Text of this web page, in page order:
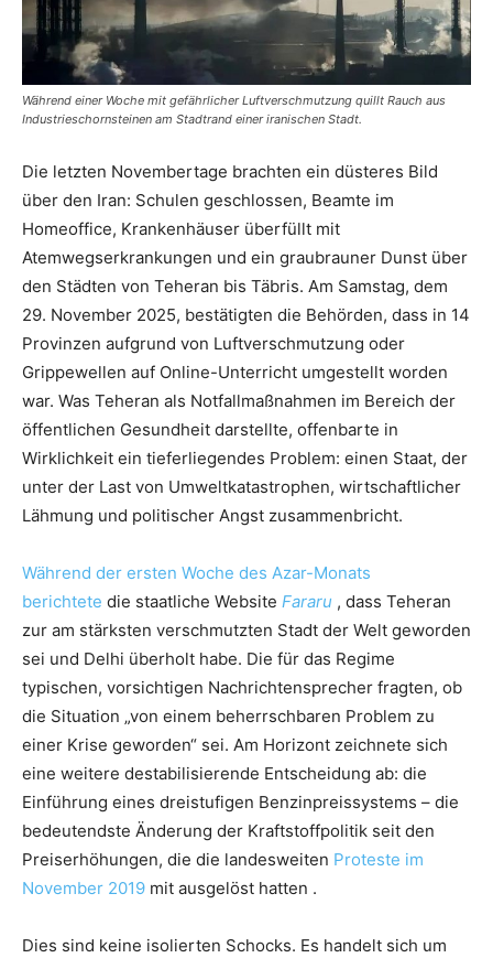
Während einer Woche mit gefährlicher Luftverschmutzung quillt Rauch aus
Industrieschornsteinen am Stadtrand einer iranischen Stadt.
Die letzten Novembertage brachten ein düsteres Bild
über den Iran: Schulen geschlossen, Beamte im
Homeoffice, Krankenhäuser überfüllt mit
Atemwegserkrankungen und ein graubrauner Dunst über
den Städten von Teheran bis Täbris. Am Samstag, dem
29. November 2025, bestätigten die Behörden, dass in 14
Provinzen aufgrund von Luftverschmutzung oder
Grippewellen auf Online-Unterricht umgestellt worden
war. Was Teheran als Notfallmaßnahmen im Bereich der
öffentlichen Gesundheit darstellte, offenbarte in
Wirklichkeit ein tieferliegendes Problem: einen Staat, der
unter der Last von Umweltkatastrophen, wirtschaftlicher
Lähmung und politischer Angst zusammenbricht.
Während der ersten Woche des Azar-Monats
berichtete die staatliche Website Fararu , dass Teheran
zur am stärksten verschmutzten Stadt der Welt geworden
sei und Delhi überholt habe. Die für das Regime
typischen, vorsichtigen Nachrichtensprecher fragten, ob
die Situation „von einem beherrschbaren Problem zu
einer Krise geworden“ sei. Am Horizont zeichnete sich
eine weitere destabilisierende Entscheidung ab: die
Einführung eines dreistufigen Benzinpreissystems – die
bedeutendste Änderung der Kraftstoffpolitik seit den
Preiserhöhungen, die die landesweiten Proteste im
November 2019 mit ausgelöst hatten .
Dies sind keine isolierten Schocks. Es handelt sich um